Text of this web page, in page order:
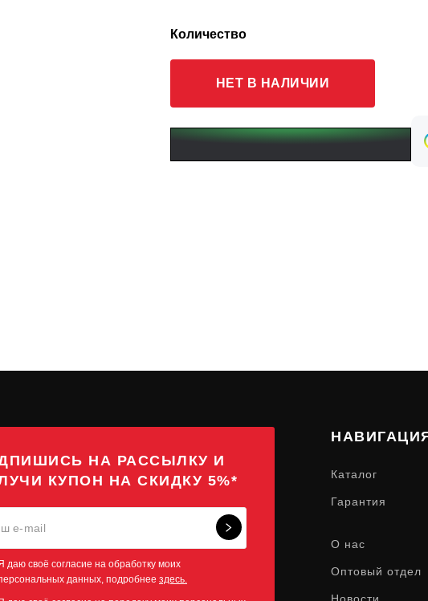
Количество
НЕТ В НАЛИЧИИ
НА РАССЫЛКУ И
КУПОН НА СКИДКУ 5%*
даю своё согласие на обработку моих
данных, подробнее здесь.
Каталог
Гарантия
О нас
Оптовый отдел